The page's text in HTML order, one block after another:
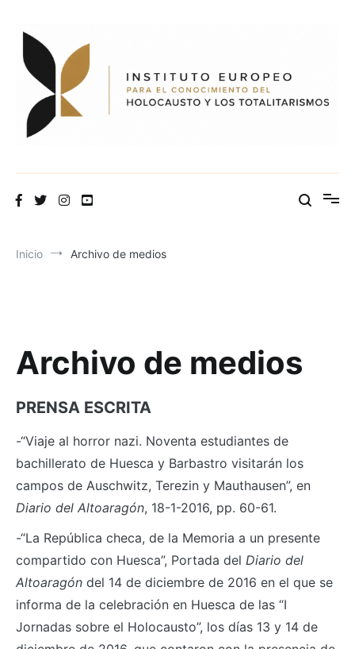
contenido
Inicio Archivo de medios
Archivo de medios
PRENSA ESCRITA
-“Viaje al horror nazi. Noventa estudiantes de
bachillerato de Huesca y Barbastro visitarán los
campos de Auschwitz, Terezin y Mauthausen”, en
Diario del Altoaragón, 18-1-2016, pp. 60-61.
-“La República checa, de la Memoria a un presente
compartido con Huesca”, Portada del Diario del
Altoaragón del 14 de diciembre de 2016 en el que se
informa de la celebración en Huesca de las “I
Jornadas sobre el Holocausto”, los días 13 y 14 de